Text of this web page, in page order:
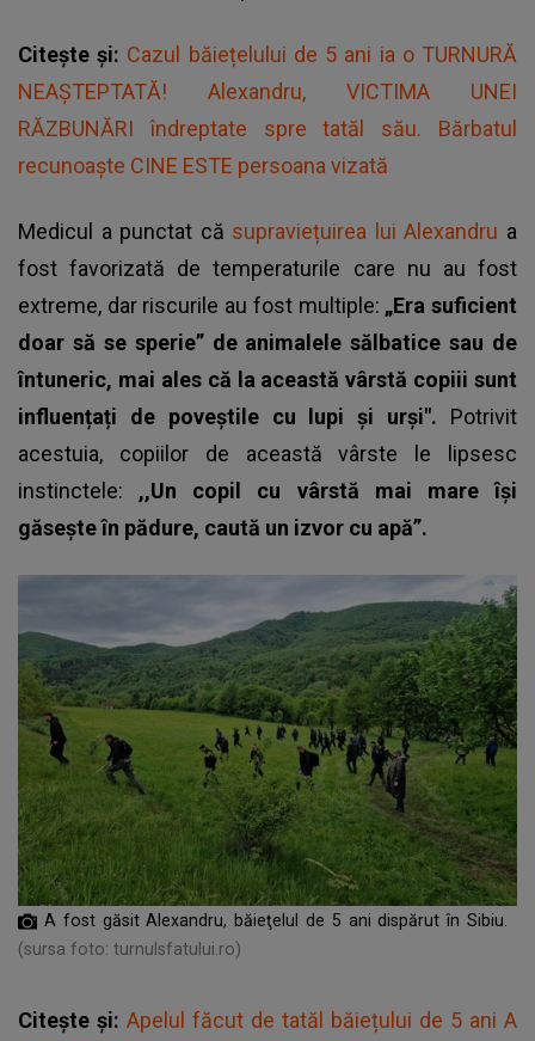
Citește și: Cazul băiețelului de 5 ani ia o TURNURĂ
NEAȘTEPTATĂ! Alexandru, VICTIMA UNEI
RĂZBUNĂRI îndreptate spre tatăl său. Bărbatul
recunoaște CINE ESTE persoana vizată
Medicul a punctat că supraviețuirea lui Alexandru a
fost favorizată de temperaturile care nu au fost
extreme, dar riscurile au fost multiple: „Era suficient
doar să se sperie” de animalele sălbatice sau de
întuneric, mai ales că la această vârstă copiii sunt
influențați de poveștile cu lupi și urși". Potrivit
acestuia, copiilor de această vârste le lipsesc
instinctele: ,,Un copil cu vârstă mai mare își
găsește în pădure, caută un izvor cu apă”.
A fost găsit Alexandru, băieţelul de 5 ani dispărut în Sibiu.
(sursa foto: turnulsfatului.ro)
Citește și: Apelul făcut de tatăl băiețului de 5 ani A